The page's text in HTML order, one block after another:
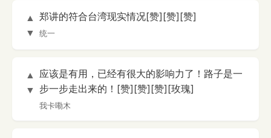
▲
▼
郑讲的符合台湾现实情况[赞][赞][赞]
统一
▲
▼
应该是有用，已经有很大的影响力了！路子是一
步一步走出来的！[赞][赞][赞][玫瑰]
我卡嘞木